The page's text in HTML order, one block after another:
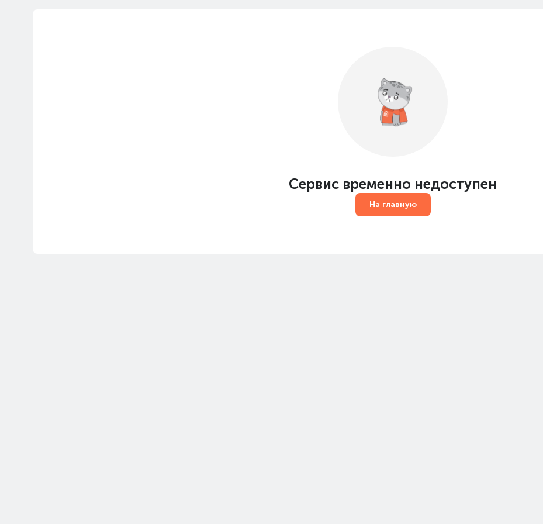
Сервис временно недоступен
На главную